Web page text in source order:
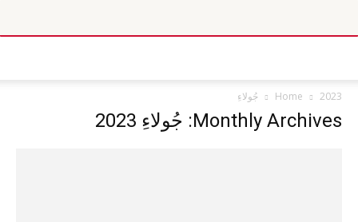
Home 2023 جُولاءِ
Monthly Archives: جُولاءِ 2023